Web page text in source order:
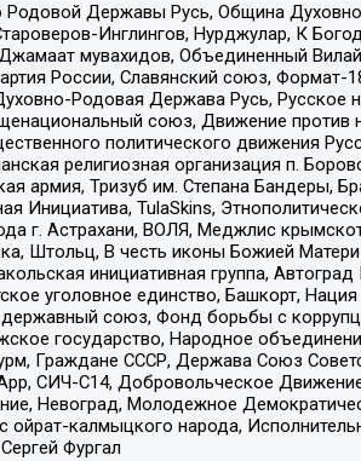
Державы Русь, Община
Инглингов, Нурджулар, К
мувахидов, Объединенный
России, Славянский союз,
Родовая Держава Русь, Русское
союз, Движение против
политического движения
религиозная организация п.
армия, Тризуб им. Степана Бандеры,
Инициатива, TulaSkins,
г. Астрахани, ВОЛЯ, Меджлис
Штольц, В честь иконы Божией
инициативная группа,
уголовное единство, Башкорт,
союз, Фонд борьбы с
государство, Народное
Граждане СССР, Держава Союз
СИЧ-С14, Добровольческое
Невоград, Молодежное
калмыцкого народа,
Фургал